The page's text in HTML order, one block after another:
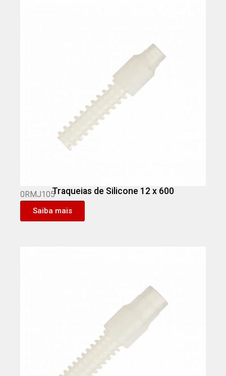
Traqueias de Silicone 12 x 600
0RMJ105
Saiba mais